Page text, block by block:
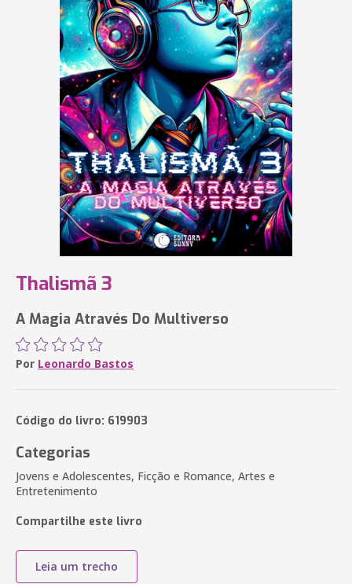
Thalismã 3
A Magia Através Do Multiverso
Por Leonardo Bastos
Código do livro: 619903
Categorias
Jovens e Adolescentes, Ficção e Romance, Artes e
Entretenimento
Compartilhe este livro
Leia um trecho